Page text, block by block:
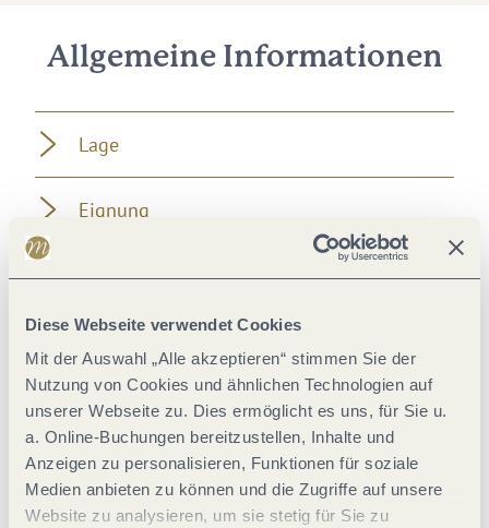
Diese Webseite verwendet Cookies
Mit der Auswahl „Alle akzeptieren“ stimmen Sie der
Nutzung von Cookies und ähnlichen Technologien auf
unserer Webseite zu. Dies ermöglicht es uns, für Sie u.
a. Online-Buchungen bereitzustellen, Inhalte und
Anzeigen zu personalisieren, Funktionen für soziale
Medien anbieten zu können und die Zugriffe auf unsere
Website zu analysieren, um sie stetig für Sie zu
Allgemeine Informationen
Lage
Eignung
Einrichtungen Betrieb
Betten & Zimmer
Weitere Infos